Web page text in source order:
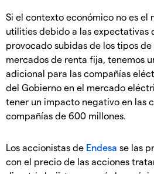
Si el contexto económico no es el
utilities debido a las expectativas
provocado subidas de los tipos
mercados de renta fija, tenemos
adicional para las compañías
del Gobierno en el mercado
tener un impacto negativo en las
compañías de 600 millones.
Los accionistas de Endesa se las
con el precio de las acciones